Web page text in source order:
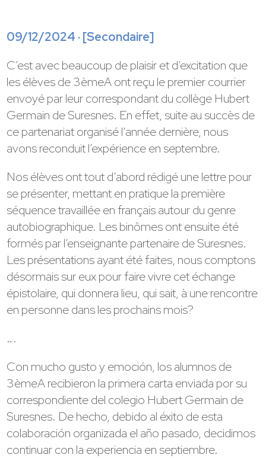
09/12/2024 · [Secondaire]
C’est avec beaucoup de plaisir et d’excitation que
les élèves de 3èmeA ont reçu le premier courrier
envoyé par leur correspondant du collège Hubert
Germain de Suresnes. En effet, suite au succès de
ce partenariat organisé l’année dernière, nous
avons reconduit l’expérience en septembre.
Nos élèves ont tout d’abord rédigé une lettre pour
se présenter, mettant en pratique la première
séquence travaillée en français autour du genre
autobiographique. Les binômes ont ensuite été
formés par l’enseignante partenaire de Suresnes.
Les présentations ayant été faites, nous comptons
désormais sur eux pour faire vivre cet échange
épistolaire, qui donnera lieu, qui sait, à une rencontre
en personne dans les prochains mois?
….
Con mucho gusto y emoción, los alumnos de
3èmeA recibieron la primera carta enviada por su
correspondiente del colegio Hubert Germain de
Suresnes. De hecho, debido al éxito de esta
colaboración organizada el año pasado, decidimos
continuar con la experiencia en septiembre.